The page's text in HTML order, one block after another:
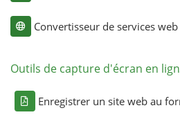
Convertisseur de services web
Outils de capture d'écran en
Enregistrer un site web au